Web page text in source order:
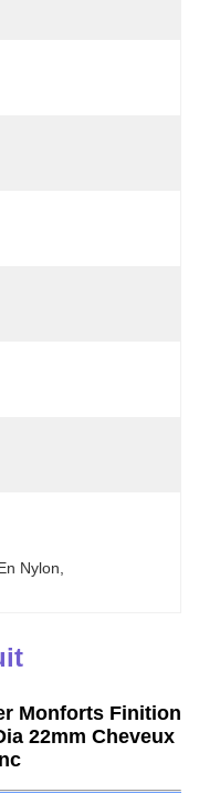
Nylon
Monforts Finition
22mm Cheveux